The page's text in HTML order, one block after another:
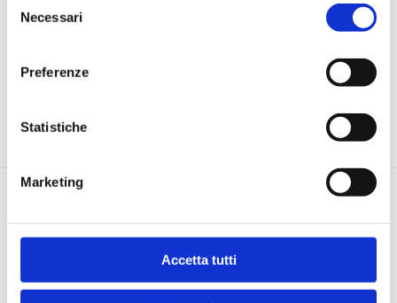
delNecessari
Preferenze
Statistiche
Marketing
Accetta tutti
N.B. TUTTE LA PROPOSTE DEL COMUNE DI CESENA E
DELL'UNIONE VALLE DEL SAVIO SONO PROGRAMMATE
COMUNI